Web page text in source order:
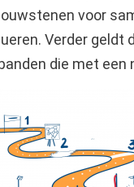
voor
Verder geldt
die met een